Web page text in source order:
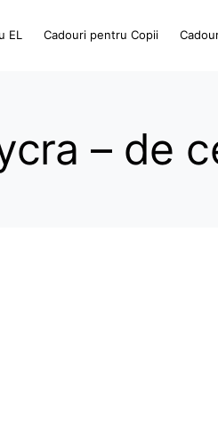
EL Cadouri pentru Copii
– de